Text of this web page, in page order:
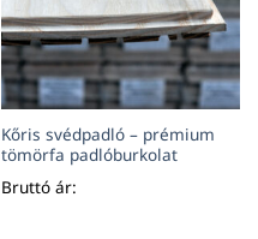
Kőris svédpadló – prémium
tömörfa padlóburkolat
Bruttó ár: